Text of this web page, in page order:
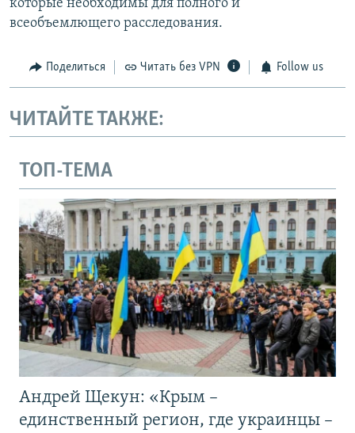
которые необходимы для полного и
всеобъемлющего расследования.
Поделиться Читать без VPN Follow us
ЧИТАЙТЕ ТАКЖЕ:
ТОП-ТЕМА
Андрей Щекун: «Крым –
единственный регион, где украинцы –